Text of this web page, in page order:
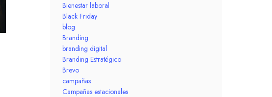
Bienestar laboral
Black Friday
blog
Branding
branding digital
Branding Estratégico
Brevo
campañas
Campañas estacionales